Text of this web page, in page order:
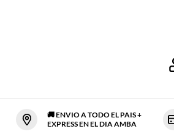
EQUIPAMIENTO LABORAL 🦺
🚚 ENVIO A TODO EL PAIS +
EXPRESS EN EL DIA AMBA